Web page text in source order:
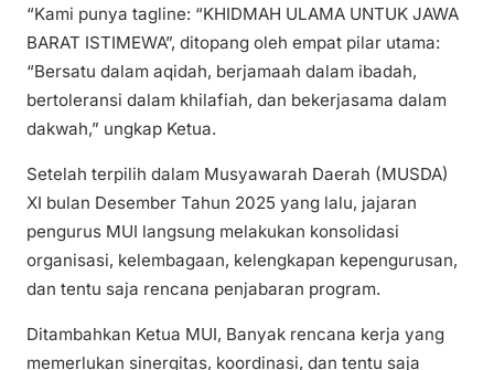
“Kami punya tagline: “KHIDMAH ULAMA UNTUK JAWA
BARAT ISTIMEWA”, ditopang oleh empat pilar utama:
“Bersatu dalam aqidah, berjamaah dalam ibadah,
bertoleransi dalam khilafiah, dan bekerjasama dalam
dakwah,” ungkap Ketua.
Setelah terpilih dalam Musyawarah Daerah (MUSDA)
XI bulan Desember Tahun 2025 yang lalu, jajaran
pengurus MUI langsung melakukan konsolidasi
organisasi, kelembagaan, kelengkapan kepengurusan,
dan tentu saja rencana penjabaran program.
Ditambahkan Ketua MUI, Banyak rencana kerja yang
memerlukan sinergitas, koordinasi, dan tentu saja